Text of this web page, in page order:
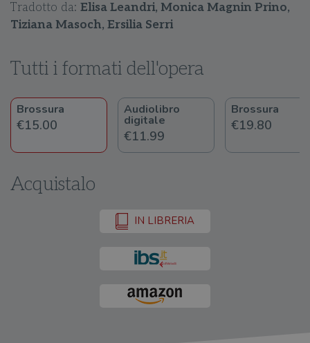
Tradotto da: Elisa Leandri, Monica Magnin Prino,
Tiziana Masoch, Ersilia Serri
Tutti i formati dell'opera
Brossura
€15.00
Audiolibro
digitale
€11.99
Brossura
€19.80
Acquistalo
IN LIBRERIA